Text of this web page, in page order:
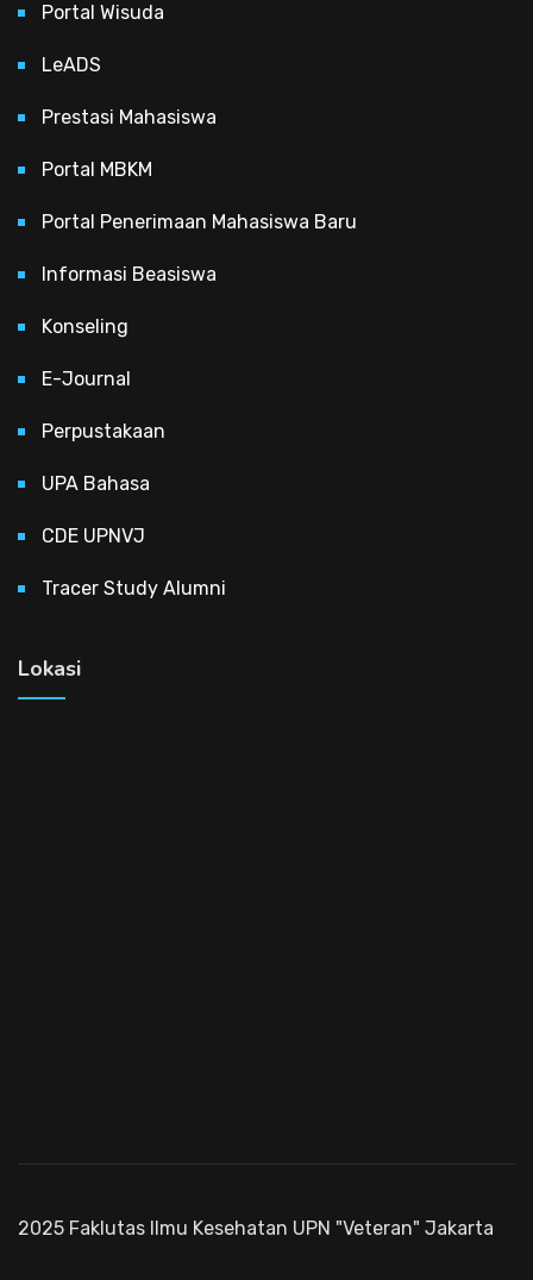
Portal Wisuda
LeADS
Prestasi Mahasiswa
Portal MBKM
Portal Penerimaan Mahasiswa Baru
Informasi Beasiswa
Konseling
E-Journal
Perpustakaan
UPA Bahasa
CDE UPNVJ
Tracer Study Alumni
Lokasi
2025 Faklutas Ilmu Kesehatan UPN "Veteran" Jakarta